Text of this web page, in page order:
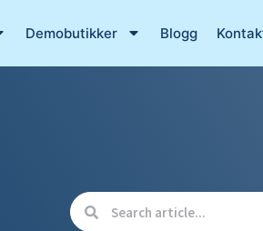
Demobutikker Blogg